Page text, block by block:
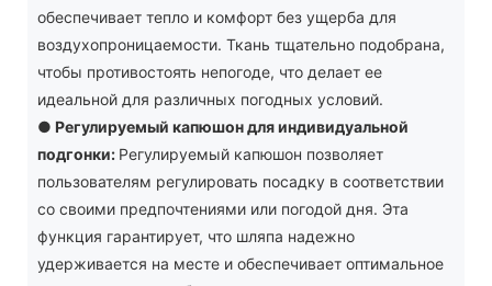
обеспечивает тепло и комфорт без ущерба для
воздухопроницаемости. Ткань тщательно подобрана,
чтобы противостоять непогоде, что делает ее
идеальной для различных погодных условий.
● Регулируемый капюшон для индивидуальной
подгонки: Регулируемый капюшон позволяет
пользователям регулировать посадку в соответствии
со своими предпочтениями или погодой дня. Эта
функция гарантирует, что шляпа надежно
удерживается на месте и обеспечивает оптимальное